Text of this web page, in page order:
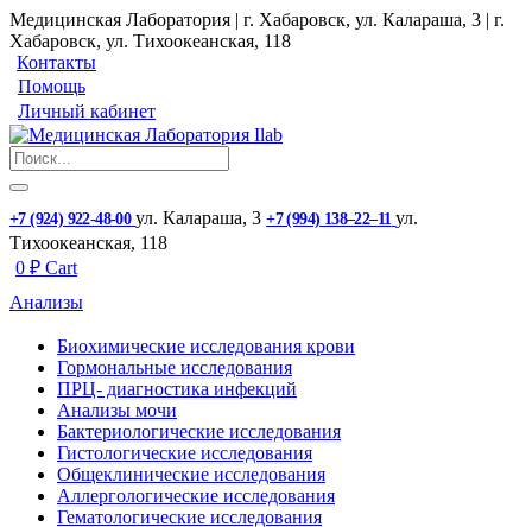
Медицинская Лаборатория | г. Хабаровск, ул. Калараша, 3 | г.
Хабаровск, ул. ​Тихоокеанская, 118
Контакты
Помощь
Личный кабинет
+7 (924) 922-48-00 ул. ​Калараша, 3 +7 (994) 138‒22‒11 ул. ​
Тихоокеанская, 118
0 ₽ Cart
Анализы
Биохимические исследования крови
Гормональные исследования
ПРЦ- диагностика инфекций
Анализы мочи
Бактериологические исследования
Гистологические исследования
Общеклинические исследования
Аллергологические исследования
Гематологические исследования